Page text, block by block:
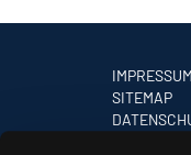
IMPRESSUM
SITEMAP